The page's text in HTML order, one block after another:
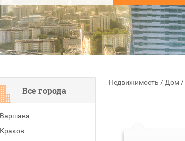
Все города
Варшава
Краков
Недвижимость / Дом /